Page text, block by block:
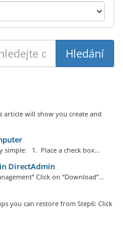
article will show you create and
simple: 1. Place a check box...
DirectAdmin
Click on “Download”...
you can restore from Step6: Click